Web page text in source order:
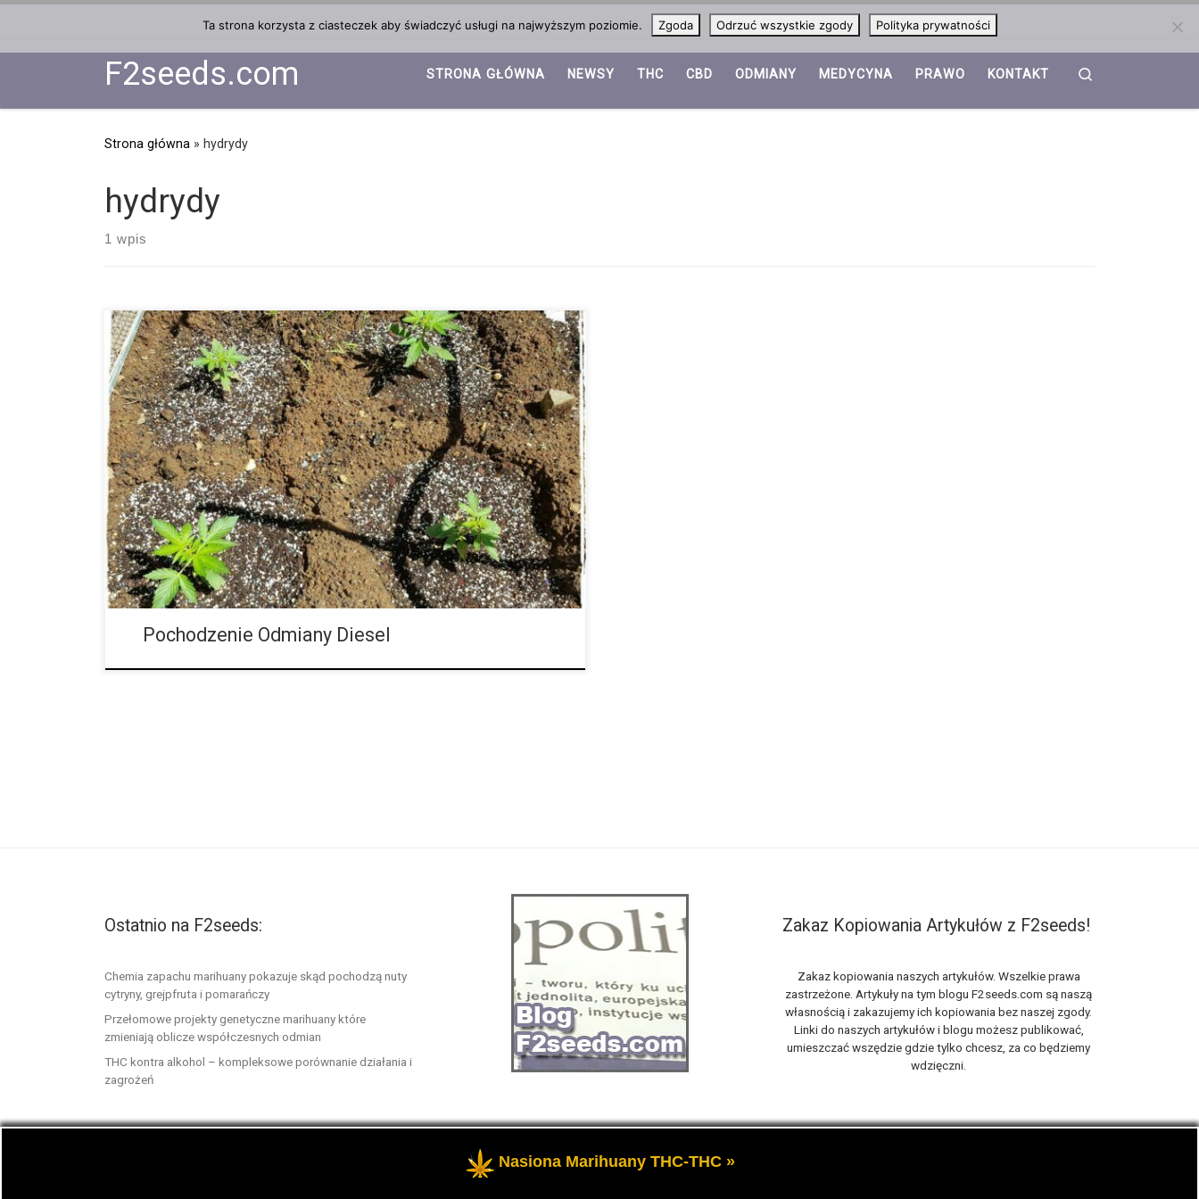
F2seeds.com STRONA GŁÓWNA NEWSY THC CBD ODMIANY MEDYCYNA PRAWO KONTAKT
Strona główna » hydrydy
hydrydy
1 wpis
Pochodzenie odmian marihuany Diesel W ostatnich latach odmiany Diesel stały się,
dzięki swoim zaletom, jedną z najpopularniejszych genetyk konopi, poszukiwaną
przez hodowców i użytkowników zarówno ze względu na intensywny i wyjątkowy
smak, jak i silny efekt, spowodowany głównie zawartością THC, która może
przekraczać 20% w większości okazów. Jak to często bywa w świecie konopi,
dokładne pochodzenie tej genetyki jest niepewne, chociaż jedna z najczęściej
akceptowanych teorii mówi nam, że jest […]
Pochodzenie Odmiany Diesel
Ostatnio na F2seeds:
Chemia zapachu marihuany pokazuje skąd pochodzą nuty
cytryny, grejpfruta i pomarańczy
Przełomowe projekty genetyczne marihuany które
zmieniają oblicze współczesnych odmian
THC kontra alkohol – kompleksowe porównanie działania i
zagrożeń
Zakaz Kopiowania Artykułów z F2seeds!
Zakaz kopiowania naszych artykułów. Wszelkie prawa
zastrzeżone. Artykuły na tym blogu F2seeds.com są naszą
własnością i zakazujemy ich kopiowania bez naszej zgody.
Linki do naszych artykułów i blogu możesz publikować,
umieszczać wszędzie gdzie tylko chcesz, za co będziemy
wdzięczni.
- Opowiemy Ci na naszym blogu F2seeds o marihuanie i konopiach, zwanych roślinami cannabis THC oraz CBD.
Ta strona korzysta z ciasteczek aby świadczyć usługi na najwyższym poziomie. Zgoda Odrzuć wszystkie zgody Polityka prywatności
Nasiona Marihuany THC-THC »